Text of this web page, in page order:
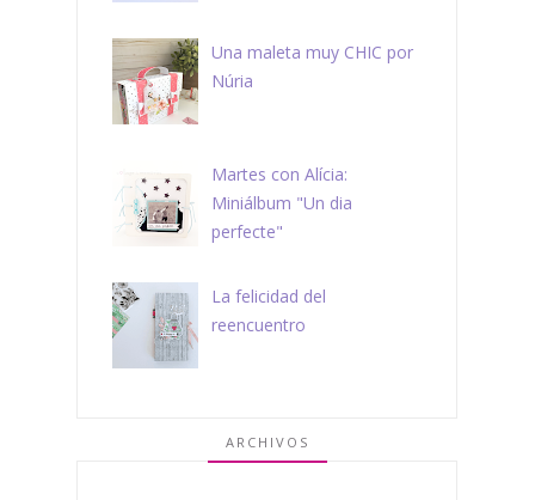
Una maleta muy CHIC por
Núria
Martes con Alícia:
Miniálbum "Un dia
perfecte"
La felicidad del
reencuentro
ARCHIVOS